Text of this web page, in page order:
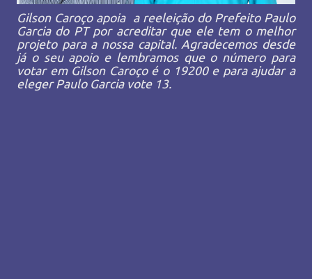
Gilson Caroço apoia a reeleição do Prefeito Paulo
Garcia do PT por acreditar que ele tem o melhor
projeto para a nossa capital. Agradecemos desde
já o seu apoio e lembramos que o número para
votar em Gilson Caroço é o 19200 e para ajudar a
eleger Paulo Garcia vote 13.